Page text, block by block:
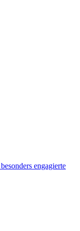
engagierte